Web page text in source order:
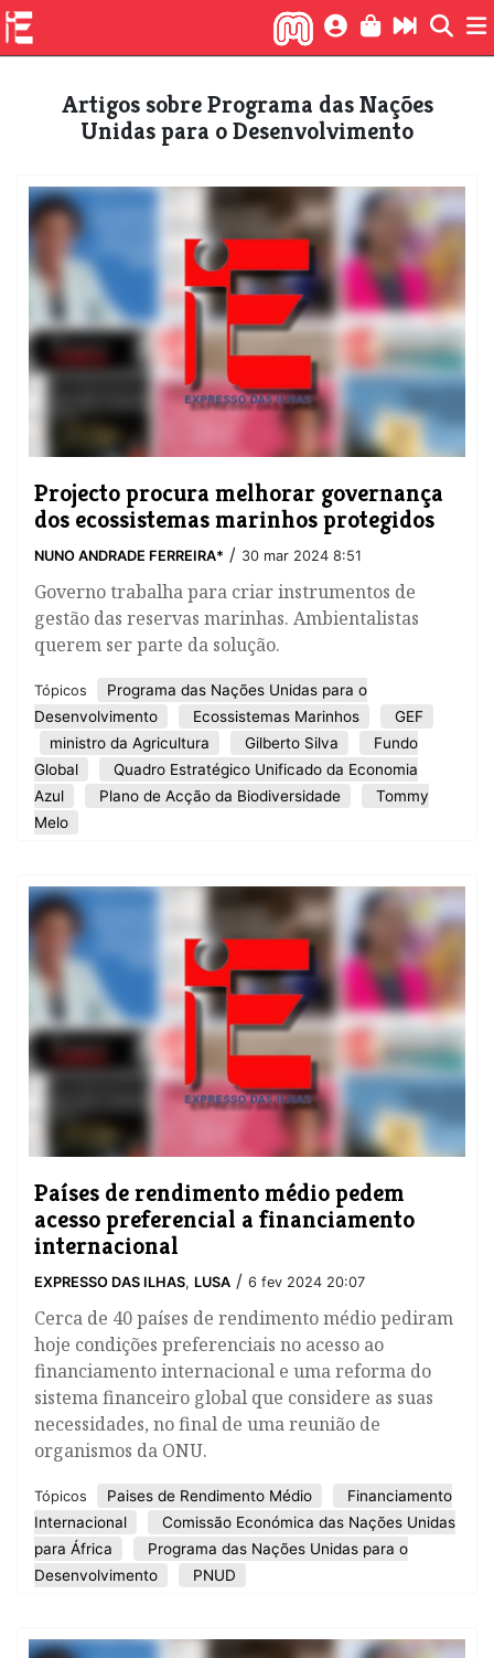
Artigos sobre Programa das Nações
Unidas para o Desenvolvimento
Projecto procura melhorar governança
dos ecossistemas marinhos protegidos
NUNO ANDRADE FERREIRA* / 30 mar 2024 8:51
Governo trabalha para criar instrumentos de
gestão das reservas marinhas. Ambientalistas
querem ser parte da solução.
Tópicos
Programa das Nações Unidas para o
Desenvolvimento
Ecossistemas Marinhos
GEF
ministro da Agricultura
Gilberto Silva
Fundo
Global
Quadro Estratégico Unificado da Economia
Azul
Plano de Acção da Biodiversidade
Tommy
Melo
Países de rendimento médio pedem
acesso preferencial a financiamento
internacional
EXPRESSO DAS ILHAS, LUSA / 6 fev 2024 20:07
Cerca de 40 países de rendimento médio pediram
hoje condições preferenciais no acesso ao
financiamento internacional e uma reforma do
sistema financeiro global que considere as suas
necessidades, no final de uma reunião de
organismos da ONU.
Tópicos Paises de Rendimento Médio
Financiamento
Internacional
Comissão Económica das Nações Unidas
para África
Programa das Nações Unidas para o
Desenvolvimento
PNUD